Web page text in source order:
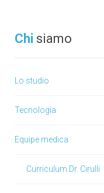
Chi siamo
Lo studio
Tecnologia
Equipe medica
Curriculum Dr. Cirulli